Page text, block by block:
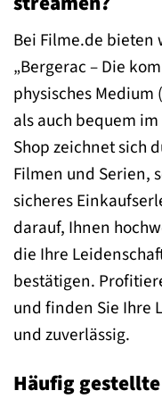
Bei Filme.de
„Bergerac – Die
physisches Medium
als auch bequem
Shop zeichnet sich
Filmen und Serien,
sicheres
darauf, Ihnen
die Ihre
bestätigen.
und finden Sie Ihre
und zuverlässig.
Häufig gestellte